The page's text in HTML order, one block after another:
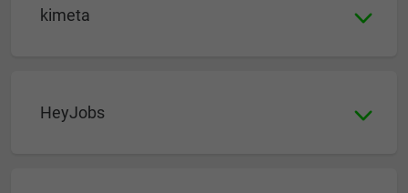
kimeta
HeyJobs